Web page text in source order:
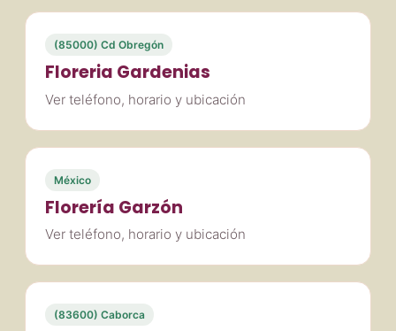
(85000) Cd Obregón
Floreria Gardenias
Ver teléfono, horario y ubicación
México
Florería Garzón
Ver teléfono, horario y ubicación
(83600) Caborca